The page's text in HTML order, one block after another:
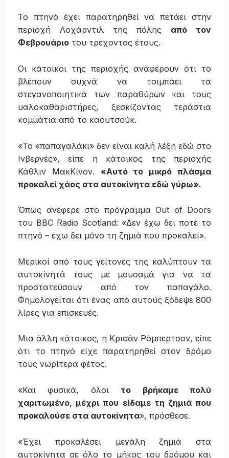
Το πτηνό έχει παρατηρηθεί να πετάει στην
περιοχή Λοχάρντιλ της πόλης από τον
Φεβρουάριο του τρέχοντος έτους.
Οι κάτοικοι της περιοχής αναφέρουν ότι το
βλέπουν συχνά να τσιμπάει τα
στεγανοποιητικά των παραθύρων και τους
υαλοκαθαριστήρες, ξεσκίζοντας τεράστια
κομμάτια από το καουτσούκ.
«Το «παπαγαλάκι» δεν είναι καλή λέξη εδώ στο
Ινβερνές», είπε η κάτοικος της περιοχής
Κάθλιν ΜακΚίνον. «Αυτό το μικρό πλάσμα
προκαλεί χάος στα αυτοκίνητα εδώ γύρω».
Όπως ανέφερε στο πρόγραμμα Out of Doors
του BBC Radio Scotland: «Δεν έχω δει ποτέ το
πτηνό – έχω δει μόνο τη ζημιά που προκαλεί».
Μερικοί από τους γείτονές της καλύπτουν τα
αυτοκίνητά τους με μουσαμά για να τα
προστατεύσουν από τον παπαγάλο.
Φημολογείται ότι ένας από αυτούς ξόδεψε 800
λίρες για επισκευές.
Μια άλλη κάτοικος, η Κρισάν Ρόμπερτσον, είπε
ότι το πτηνό είχε παρατηρηθεί στον δρόμο
τους νωρίτερα φέτος.
«Και φυσικά, όλοι το βρήκαμε πολύ
χαριτωμένο, μέχρι που είδαμε τη ζημιά που
προκαλούσε στα αυτοκίνητα», πρόσθεσε.
«Έχει προκαλέσει μεγάλη ζημιά στα
αυτοκίνητα σε όλο το μήκος του δρόμου και